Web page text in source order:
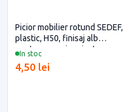
In stoc
Picior mobilier rotund SEDEF,
plastic, H50, finisaj alb
pentru casa si proiecte
4,50 lei